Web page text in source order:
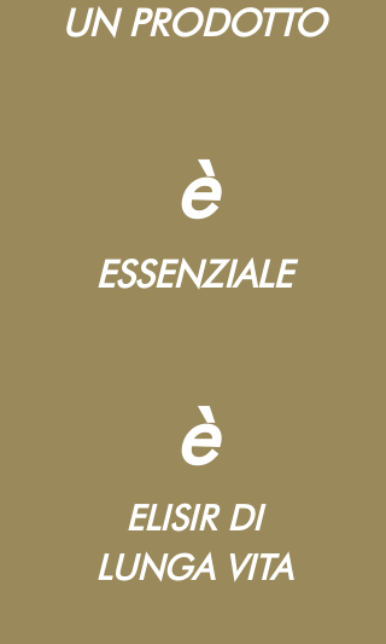
UN PRODOTTO
ESSENZIALE
è
ELISIR DI
LUNGA VITA
è